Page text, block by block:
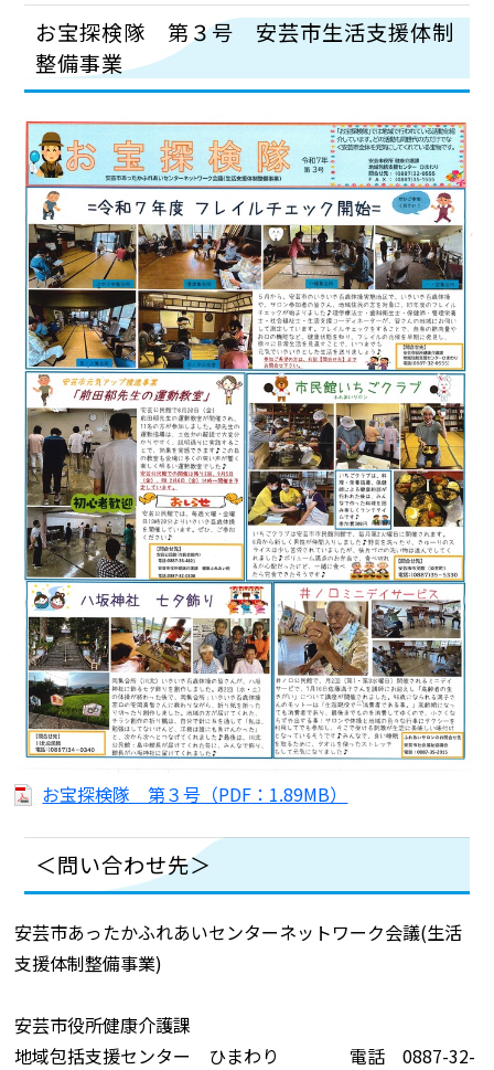
お宝探検隊 第３号 安芸市生活支援体制
整備事業
お宝探検隊 第３号（PDF：1.89MB）
＜問い合わせ先＞
安芸市あったかふれあいセンターネットワーク会議(生活
支援体制整備事業)
安芸市役所健康介護課
地域包括支援センター ひまわり 電話 0887-32-